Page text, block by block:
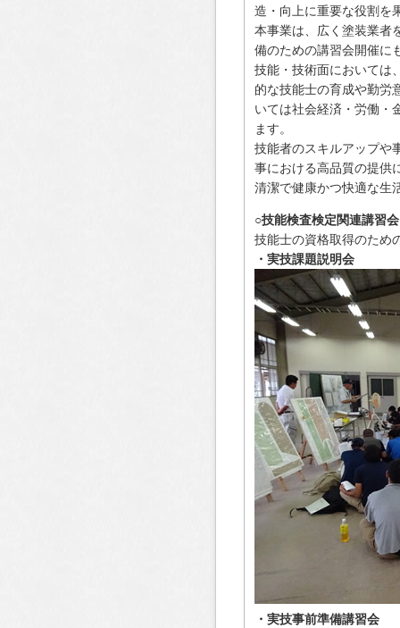
造・向上に重要な役割を
本事業は、広く塗装業者
備のための講習会開催に
技能・技術面においては
的な技能士の育成や勤労
いては社会経済・労働・
ます。
技能者のスキルアップや
事における高品質の提供
清潔で健康かつ快適な生
○技能検査検定関連講習会
技能士の資格取得のため
・実技課題説明会
・実技事前準備講習会